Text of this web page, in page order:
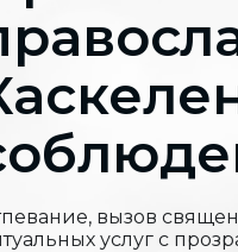
вызов
услуг с